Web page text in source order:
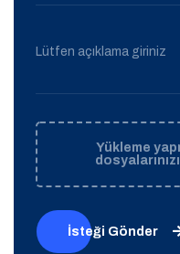
Lütfen açıklama giriniz
Yükleme
İsteği Gönder